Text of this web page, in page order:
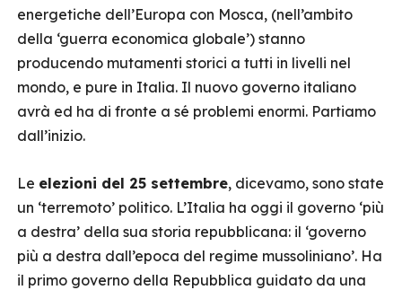
energetiche dell’Europa con Mosca, (nell’ambito
della ‘guerra economica globale’) stanno
producendo mutamenti storici a tutti in livelli nel
mondo, e pure in Italia. Il nuovo governo italiano
avrà ed ha di fronte a sé problemi enormi. Partiamo
dall’inizio.
Le elezioni del 25 settembre, dicevamo, sono state
un ‘terremoto’ politico. L’Italia ha oggi il governo ‘più
a destra’ della sua storia repubblicana: il ‘governo
più a destra dall’epoca del regime mussoliniano’. Ha
il primo governo della Repubblica guidato da una